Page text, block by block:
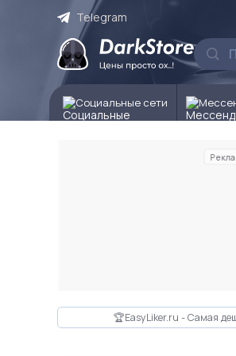
Telegram
Социальные сети
🏆EasyLiker.ru - Самая